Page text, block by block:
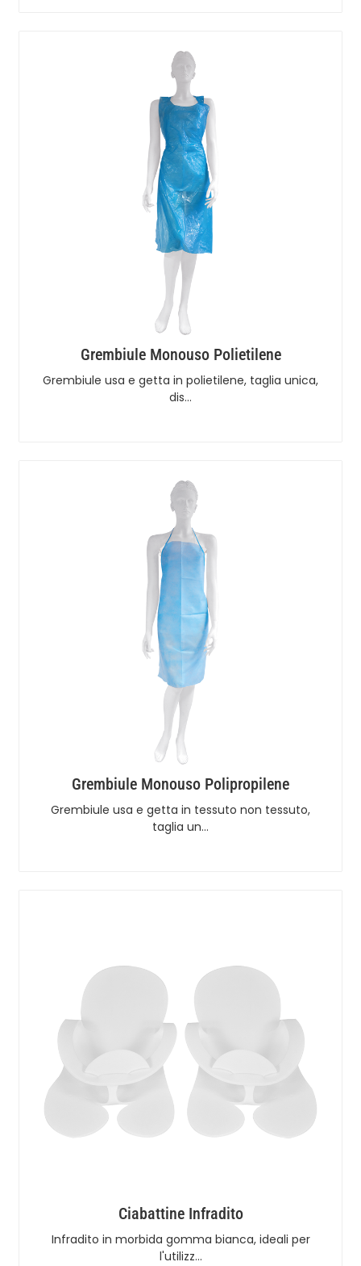
Grembiule Monouso Polietilene
Grembiule usa e getta in polietilene, taglia unica,
dis…
Grembiule Monouso Polipropilene
Grembiule usa e getta in tessuto non tessuto,
taglia un…
Ciabattine Infradito
Infradito in morbida gomma bianca, ideali per
l'utilizz…